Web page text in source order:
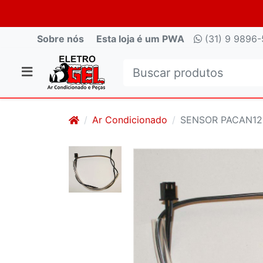
Sobre nós Esta loja é um PWA (31) 9 9896-
Ar Condicionado SENSOR